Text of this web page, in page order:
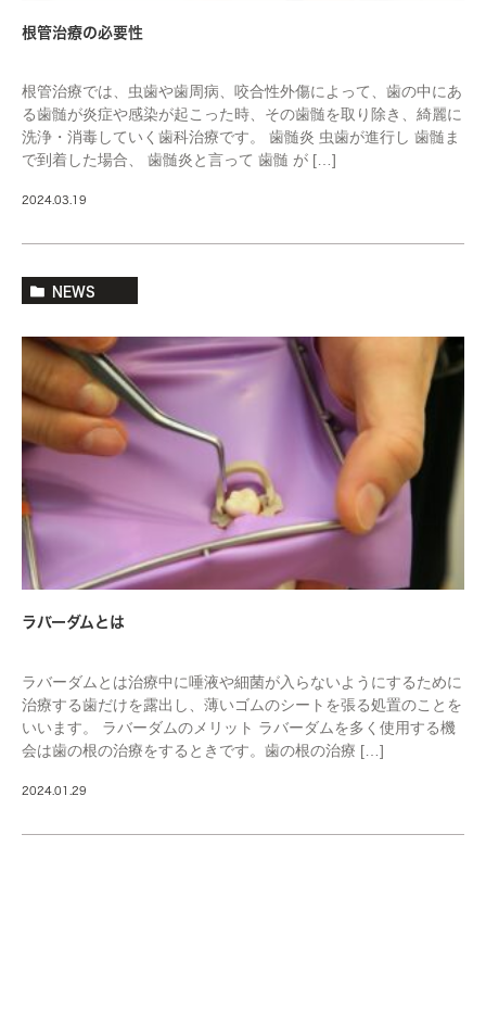
根管治療の必要性
根管治療では、虫歯や歯周病、咬合性外傷によって、歯の中にあ
る歯髄が炎症や感染が起こった時、その歯髄を取り除き、綺麗に
洗浄・消毒していく歯科治療です。 歯髄炎 虫歯が進行し 歯髄ま
で到着した場合、 歯髄炎と言って 歯髄 が […]
2024.03.19
NEWS
ラバーダムとは
ラバーダムとは治療中に唾液や細菌が入らないようにするために
治療する歯だけを露出し、薄いゴムのシートを張る処置のことを
いいます。 ラバーダムのメリット ラバーダムを多く使用する機
会は歯の根の治療をするときです。歯の根の治療 […]
2024.01.29